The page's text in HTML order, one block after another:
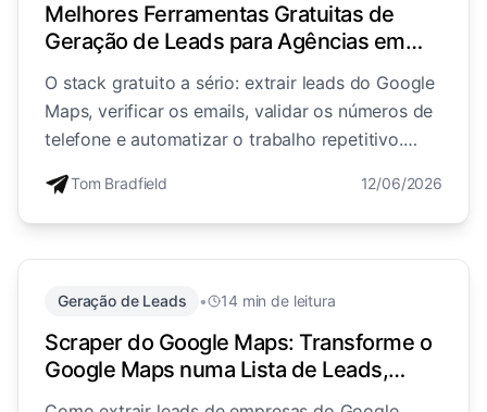
Melhores Ferramentas Gratuitas de
Geração de Leads para Agências em
2026 (Extrair, Verificar, Prospetar)
O stack gratuito a sério: extrair leads do Google
Maps, verificar os emails, validar os números de
telefone e automatizar o trabalho repetitivo.
fluxo de trabalho que as encadeia.
Tom Bradfield 12/06/2026
Geração de Leads • 14 min de leitura
Scraper do Google Maps: Transforme o
Google Maps numa Lista de Leads,